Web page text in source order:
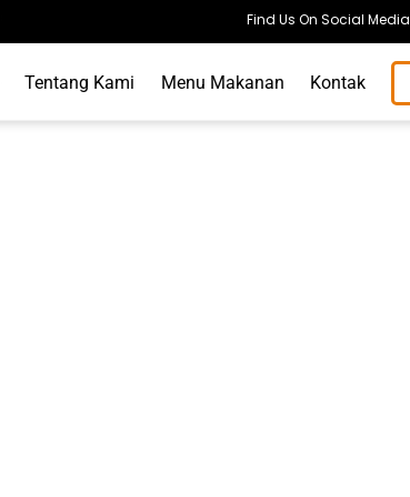
Find Us On Social Media
Tentang Kami Menu Makanan Kontak